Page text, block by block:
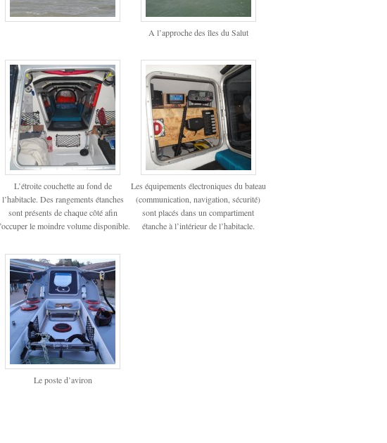
A l’approche des îles du Salut
L’étroite couchette au fond de
l’habitacle. Des rangements étanches
sont présents de chaque côté afin
le moindre volume disponible.
Les équipements électroniques du bateau
(communication, navigation, sécurité)
sont placés dans un compartiment
étanche à l’intérieur de l’habitacle.
Le poste d’aviron